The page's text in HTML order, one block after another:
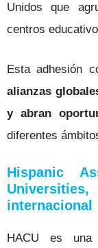
Unidos que
centros
Esta adhesión
alianzas
y abran
diferentes
Hispanic
internacional
HACU es una